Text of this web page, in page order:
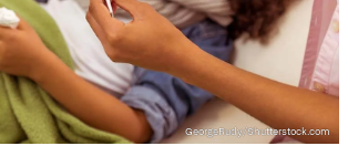
GeorgeRudy/Shutterstock.com